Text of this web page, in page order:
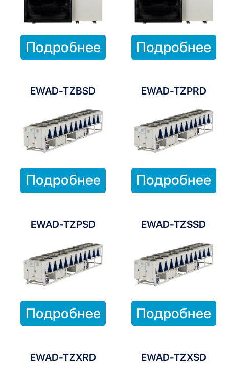
Подробнее Подробнее
EWAD-TZBSD
Подробнее
EWAD-TZPRD
Подробнее
EWAD-TZPSD
Подробнее
EWAD-TZSSD
Подробнее
EWAD-TZXRD EWAD-TZXSD